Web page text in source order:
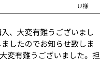
Ｕ様
、大変有難うございまし
したのでお知らせ致しま
変有難うございました。担